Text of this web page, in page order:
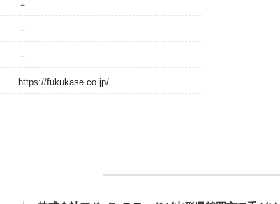
－
－
－
https://fukukase.co.jp/